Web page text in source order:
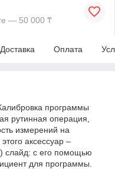
— 50 000 ₸
Доставка Оплата
программы
рутинная операция,
измерений на
аксессуар –
слайд: с его помощью
для программы.